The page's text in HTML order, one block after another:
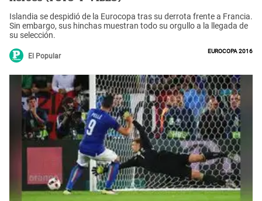
Islandia se despidió de la Eurocopa tras su derrota frente a Francia.
Sin embargo, sus hinchas muestran todo su orgullo a la llegada de
su selección.
El Popular
Eurocopa 2016